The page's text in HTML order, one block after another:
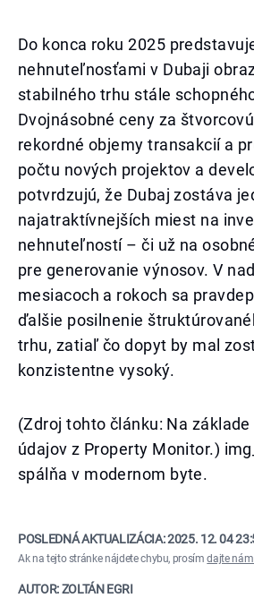
Do konca roku 2025
nehnuteľnosťami v Dubaji
stabilného trhu stále
Dvojnásobné ceny za
rekordné objemy transakcií a
počtu nových projektov a
potvrdzujú, že Dubaj zostáva
najatraktívnejších miest na
nehnuteľností – či už na
pre generovanie výnosov. V
mesiacoch a rokoch sa
ďalšie posilnenie
trhu, zatiaľ čo dopyt by mal
konzistentne vysoký.
(Zdroj tohto článku: Na
údajov z Property Monitor.)
spálňa v modernom byte.
POSLEDNÁ AKTUALIZÁCIA:2025. 12. 04
Ak na tejto stránke nájdete chybu, prosímdajte
AUTOR: ZOLTÁN EGRI